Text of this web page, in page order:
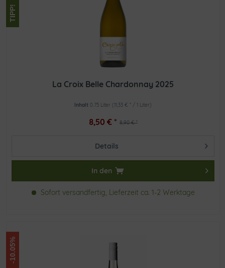
TIPP!
La Croix Belle Chardonnay 2025
Inhalt 0.75 Liter (11,33 € * / 1 Liter)
8,90 € *
8,50 € *
Details
In den
Sofort versandfertig, Lieferzeit ca. 1-2 Werktage
-10.05%